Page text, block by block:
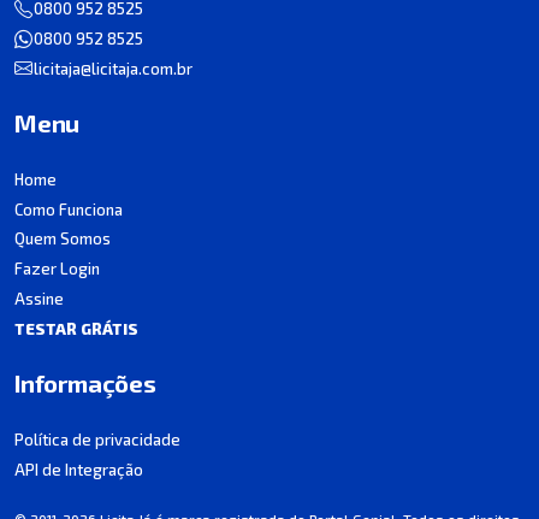
0800 952 8525
0800 952 8525
licitaja@licitaja.com.br
Menu
Home
Como Funciona
Quem Somos
Fazer Login
Assine
TESTAR GRÁTIS
Informações
Política de privacidade
API de Integração